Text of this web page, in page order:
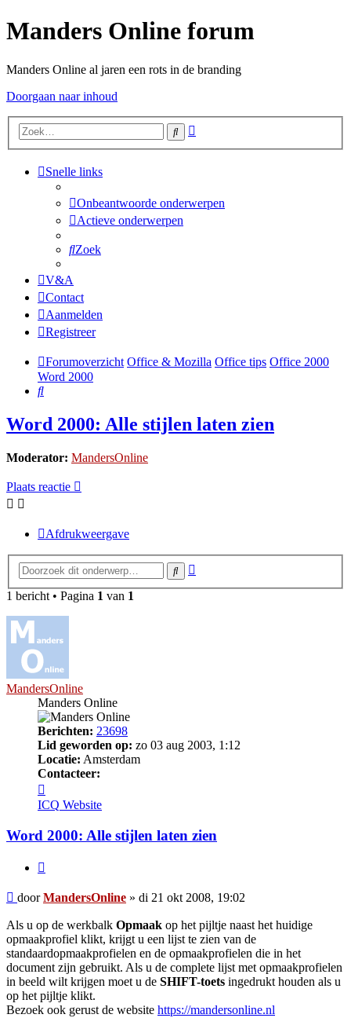
Manders Online forum
Manders Online al jaren een rots in de branding
Doorgaan naar inhoud
Zoek
Snelle links
Onbeantwoorde onderwerpen
Actieve onderwerpen
Zoek
V&A
Contact
Aanmelden
Registreer
Forumoverzicht Office & Mozilla Office tips Office 2000
Word 2000
Zoek
Word 2000: Alle stijlen laten zien
Moderator: MandersOnline
Plaats reactie
Afdrukweergave
Zoek
1 bericht • Pagina 1 van 1
MandersOnline
Manders Online
Berichten: 23698
Lid geworden op: zo 03 aug 2003, 1:12
Locatie: Amsterdam
Contacteer:
MandersOnline
ICQ Website
Word 2000: Alle stijlen laten zien
Bericht
doorMandersOnline » di 21 okt 2008, 19:02
Als u op de werkbalk Opmaak op het pijltje naast het huidige
opmaakprofiel klikt, krijgt u een lijst te zien van de
standaardopmaakprofielen en de opmaakprofielen die in het
document zijn gebruikt. Als u de complete lijst met opmaakprofielen
in beeld wilt krijgen moet u de SHIFT-toets ingedrukt houden als u
op het pijltje klikt.
Bezoek ook gerust de website https://mandersonline.nl